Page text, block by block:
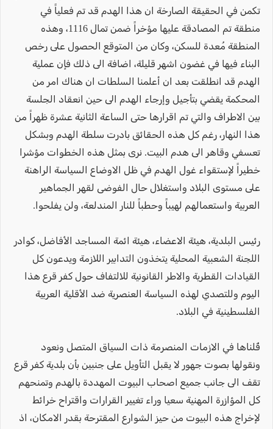
تكمن في الحقيقة الصارخة ان هذا الهدم قد تم فعلياً في
منطقة تم المصادقة عليها مؤخراً ضمن تمال 1116، وهذه
المنطقة مُعدة للسكن، وكان من المتوقع الحصول على رخص
البناء فيها في غضون اشهر قليلة، اضافة الى ذلك فإن عملية
الهدم قد انطلقت بعد ان أعلمنا السلطات ان هناك امر من
المحكمة يقضي بتأجيل وإرجاء الهدم الى حين انعقاد الجلسة
بين الاطراف والتي تم اقرارها حتى الساعة الثانية عشرة ظهراً من
هذا النهار، رغم كل هذه الحقائق بادرت سلطة الهدم وبشكل
تعسفي وقاهر الى هدم البيت. نرى بمثل هذه الخطوات مؤشرا
خطيراً لإستقواء غول الهدم في ظل الاوضاع السياسة الراهنة
على مستوى البلاد واستغلال حال الفوضى لقهر الجماهير
العربية واستعمالهم لهيباً وحطباً للنار المندلعة، ولن يفلحوا.
رئيس البلدية، هيئة الاعضاء، هيئة ائمة المساجد الأفاضل، كوادر
اللجنة الشعبية المحلية يتخذون التدابير اللازمة ويدعون كل
القيادات القطرية والاطر القانونية للالتفاف حول كفر قرع هذا
اليوم وللتصدي لهذه السياسة العنصرية ضد الأقلية العربية
الفلسطينية في البلاد.
قُلناها في الازمات المنصرمة ذات السياق المتصل ونعود
ونقولها بصوت جهور لا يقبل التأويل على جنبين بأن بلدية كفر قرع
تقف الى جانب جميع اصحاب البيوت المهددة بالهدم وتمنحهم
كل المؤازرة المهنية سعيا وراء تغيير القرارات واقتراح خرائط
لإخراج هذه البيوت من حيز الشوارع المقترحة بقدر الامكان، اذ